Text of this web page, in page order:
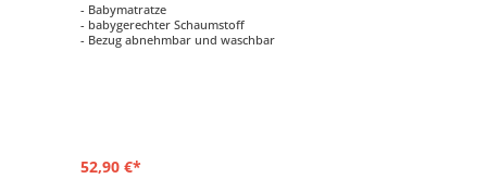
- Babymatratze
- babygerechter Schaumstoff
- Bezug abnehmbar und waschbar
52,90 €*